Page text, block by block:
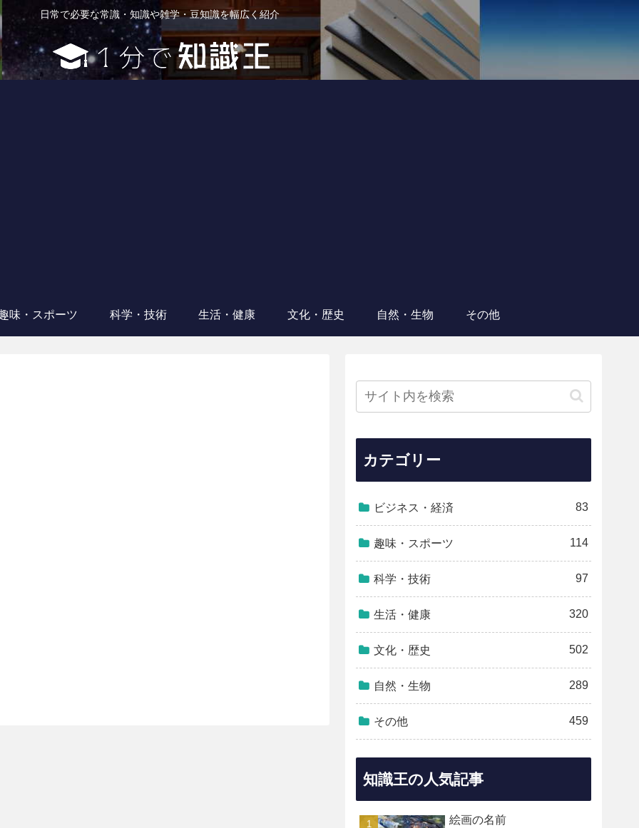
日常で必要な常識・知識や雑学・豆知識を幅広く紹介
味・スポーツ 科学・技術 生活・健康 文化・歴史 自然・生物 その他
カテゴリー
ビジネス・経済 83
趣味・スポーツ 114
科学・技術 97
生活・健康 320
文化・歴史 502
自然・生物 289
その他 459
知識王の人気記事
絵画の名前